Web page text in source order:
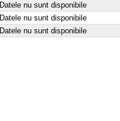
Datele nu sunt disponibile
Datele nu sunt disponibile
Datele nu sunt disponibile